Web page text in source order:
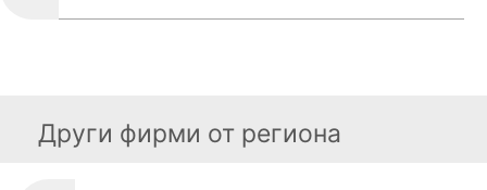
Други фирми от региона